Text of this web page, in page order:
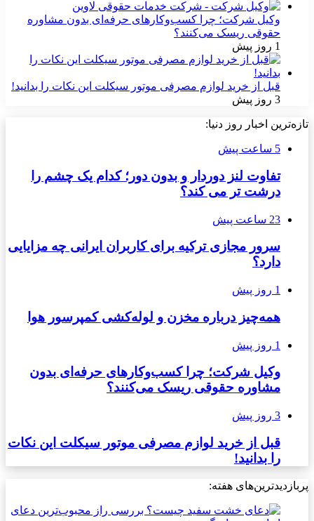
وکیل شرکت؛ چرا کسب‌وکارهای حرفه‌ای بدون مشاوره
حقوقی ریسک می‌کنند؟
1 روز پیش
قبل از خرید لوازم مصرفی موتور سیکلت این نکات را بدانید!
3 روز پیش
تازه‌ترین اخبار روز دنیا:
5 ساعت پیش
تفاوت لنز دوردار و بدون دور؛ کدام یک چشم را
درشت تر می کند؟
23 ساعت پیش
سرور مجازی ترکیه برای کاربران ایرانی چه مزایایی
دارد؟
1 روز پیش
همه‌چیز درباره مخزن و لوله‌کشی کمپرسور هوا
1 روز پیش
وکیل شرکت؛ چرا کسب‌وکارهای حرفه‌ای بدون
مشاوره حقوقی ریسک می‌کنند؟
3 روز پیش
قبل از خرید لوازم مصرفی موتور سیکلت این نکات
را بدانید!
پربازدیدترین‌های هفته: